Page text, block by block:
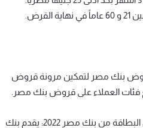
بنك مصر لتمكين مرونة قروض
العملاء على قروض بنك مصر.
قروض شخصية فقط عن طريق البطاقة من بنك مصر 2022: يقدم بنك